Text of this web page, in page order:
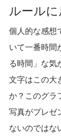
ルールに
個人的な感想
いて一番時間
る時間」な気
文字はこの大
か？このグラ
写真がプレゼ
ないのではな